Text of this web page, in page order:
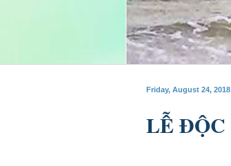
Friday, August 24, 2018
LỄ ĐỘC